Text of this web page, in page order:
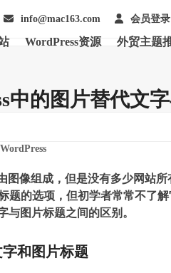
info@mac163.com 会员登录
WordPress资源 外贸主题
中的图片替代文
WordPress
图像组成，但是没有多少网站
题的选项，但初学者常常不了
与图片标题之间的区别。
和图片标题